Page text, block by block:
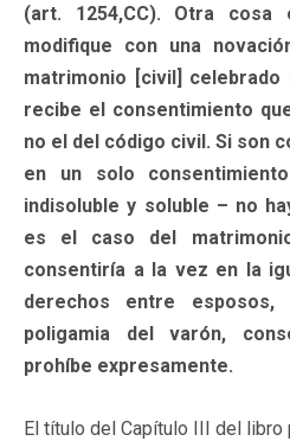
(art. 1254,CC). Otra
modifique con una
matrimonio [civil]
recibe el consentimiento
no el del código civil. Si son
en un solo
indisoluble y soluble – no
es el caso del
consentiría a la vez en la
derechos entre
poligamia del varón,
prohíbe expresamente.
El título del Capítulo III del